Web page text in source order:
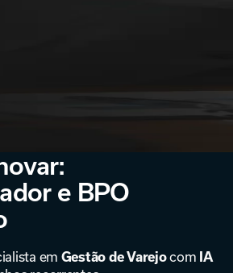
e BPO
em Gestão de Varejocom IA